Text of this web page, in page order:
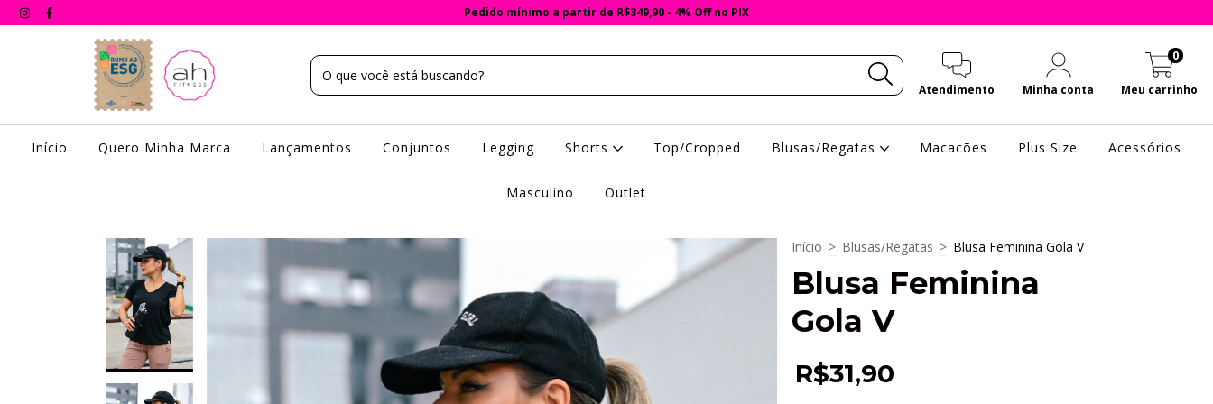
Pedido mínimo a partir de R$349,90 - 4% Off no PIX
Atendimento Minha conta Meu carrinho
0
Início Quero Minha Marca Lançamentos Conjuntos Legging Shorts Top/Cropped Blusas/Regatas Macacões Plus Size Acessórios
Masculino Outlet
Início > Blusas/Regatas > Blusa Feminina Gola V
Blusa Feminina
Gola V
R$31,90